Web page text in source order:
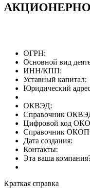
ОГРН:
Основной вид
ИНН/КПП:
Уставный капитал:
Юридический
ОКВЭД:
Справочник
Цифровой код
Справочник
Дата создания:
Контакты:
Эта ваша
Краткая справка